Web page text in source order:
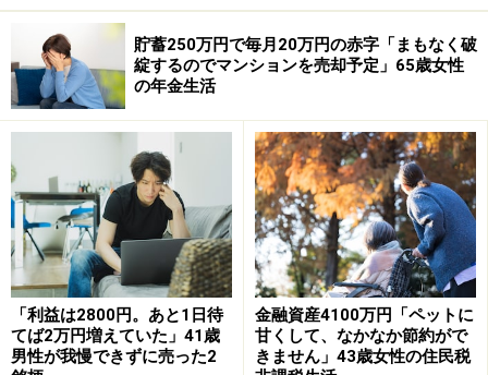
変わらなさそう」とあり、手取りで「70万円くらい」と
予測。その理由として「昇給などの給与の変化があまり
なかった」からだとコメントしています。
ここ数年の夏ボーナスの推移は、手取りで「2024年は71
万円、2023年は65万円、2022年は65万円」と、大きな
変動は見られません。
「ボーナスの金額を互いに隠している感
じ」
ボーナスの金額については「この年齢だと、もっともら
ってもいいのかなあと思う時も」あるとしながらも、今
貯蓄250万円で毎月20万円の赤字「まもなく破
綻するのでマンションを売却予定」65歳女性
の年金生活
「利益は2800円。あと1日待
てば2万円増えていた」41歳
男性が我慢できずに売った2
金融資産4100万円「ペットに
甘くして、なかなか節約がで
きません」43歳女性の住民税